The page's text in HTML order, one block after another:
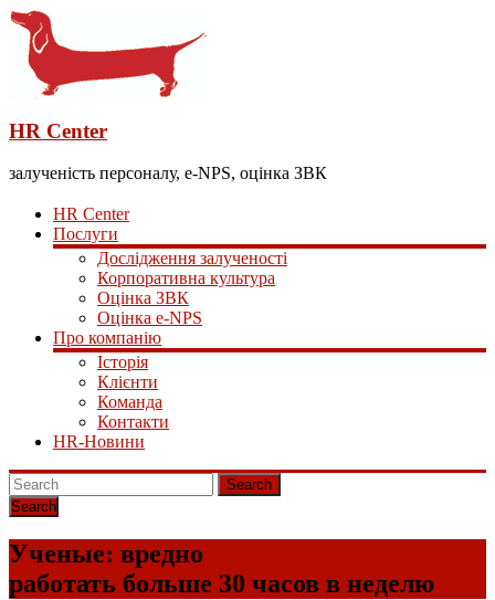
HR Center
залученість персоналу, e-NPS, оцінка ЗВК
HR Center
Послуги
Дослідження залученості
Корпоративна культура
Оцінка ЗВК
Оцінка e-NPS
Про компанію
Історія
Клієнти
Команда
Контакти
HR-Новини
Search
Ученые: вредно
работать больше 30 часов в неделю